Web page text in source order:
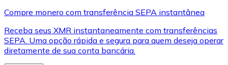
Compre monero com transferência SEPA instantânea
Receba seus XMR instantaneamente com transferências
SEPA. Uma opção rápida e segura para quem deseja operar
diretamente de sua conta bancária.